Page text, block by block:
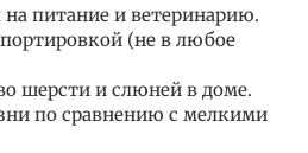
питание и ветеринарию.
(не в любое
шерсти и слюней в доме.
по сравнению с мелкими